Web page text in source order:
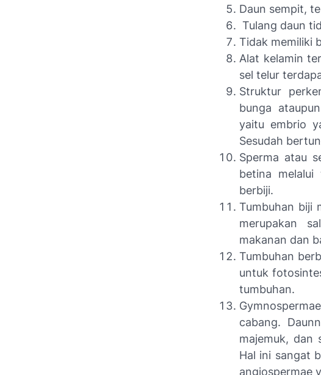
Daun sempit,
Tulang daun
Tidak memiliki
Alat kelamin
sel telur
Struktur
bunga
yaitu embrio
Sesudah
Sperma atau
betina
berbiji.
Tumbuhan biji
merupakan
makanan dan
Tumbuhan
untuk
tumbuhan.
cabang.
majemuk, dan
Hal ini sangat
angiospermae